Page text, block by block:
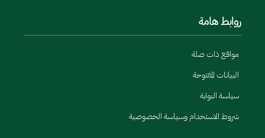
روابط هامة
مواقع ذات صلة
البيانات المفتوحة
سياسة البوابة
شروط الاستخدام وسياسة الخصوصية